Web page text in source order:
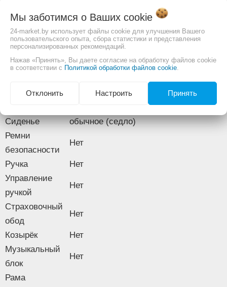
Тип колёс
Стопор задних
колёс
Нет
Комплектация
Дождевик
Нет
Передний
Задний щиток
Багажник
Да
Держатель для
бутылки
Нет
заднего вида
Нет
Звонок или
клаксон
Да
Корзина
Сумка (рюкзак)
Нет
Флажок
Нет
Подножка
Фонарь
Нет
Насос
Тип
двухколесный велосипед с
приставными колесами
Рекомендуемый
рост
100-115 см
Рекомендуемый
5-7 лет
Назначение
для девочек
Сиденье
обычное (седло)
Ремни
безопасности
Нет
Ручка
Нет
Управление
ручкой
Нет
Страховочный
обод
Нет
Козырёк
Нет
Музыкальный
блок
Нет
Рама
Мы заботимся о Ваших cookie
24-market.by использует файлы cookie для улучшения Вашего
пользовательского опыта, сбора статистики и представления
персонализированных рекомендаций.
Нажав «Принять», Вы даете согласие на обработку файлов cookie
в соответствии с Политикой обработки файлов cookie
Отклонить Настроить Принять